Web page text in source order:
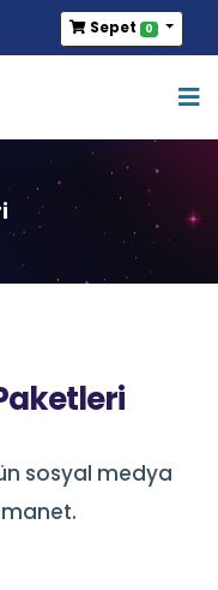
Sepet 0
sosyal medya